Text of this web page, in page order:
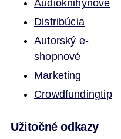
Audioknihynové
Distribúcia
Autorský e-
shopnové
Marketing
Crowdfundingtip
Užitočné odkazy